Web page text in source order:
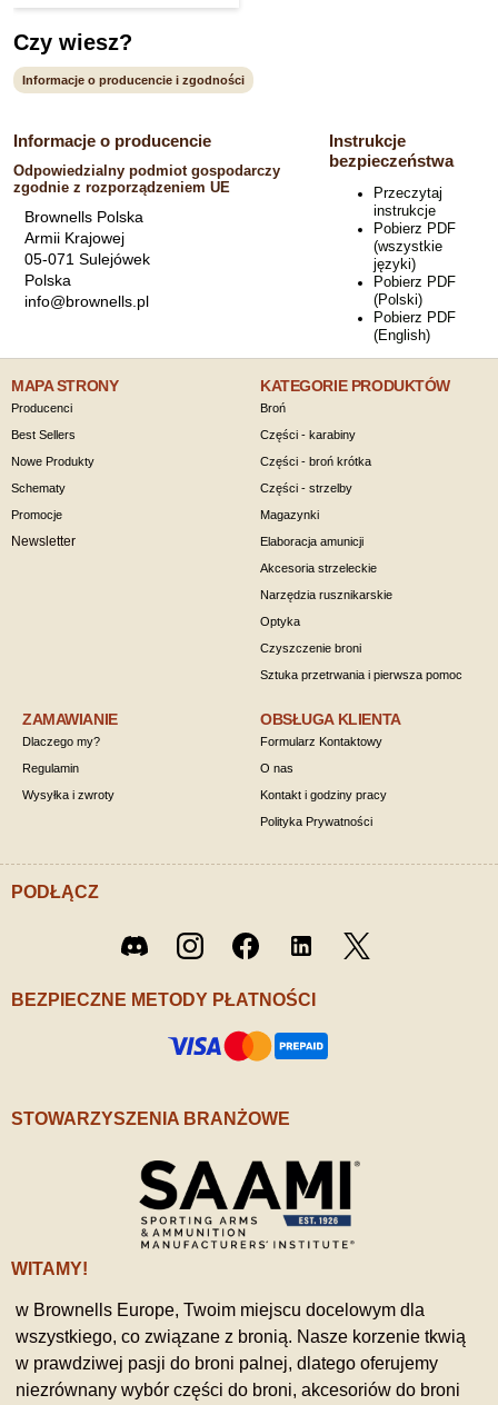
Czy wiesz?
Informacje o producencie i zgodności
Informacje o producencie
Odpowiedzialny podmiot gospodarczy
zgodnie z rozporządzeniem UE
Brownells Polska
Armii Krajowej
05-071 Sulejówek
Polska
info@brownells.pl
Instrukcje
bezpieczeństwa
Przeczytaj
instrukcje
Pobierz PDF
(wszystkie
języki)
Pobierz PDF
(Polski)
Pobierz PDF
(English)
MAPA STRONY
Producenci
Best Sellers
Nowe Produkty
Schematy
Promocje
Newsletter
KATEGORIE PRODUKTÓW
Broń
Części - karabiny
Części - broń krótka
Części - strzelby
Magazynki
Elaboracja amunicji
Akcesoria strzeleckie
Narzędzia rusznikarskie
Optyka
Czyszczenie broni
Sztuka przetrwania i pierwsza pomoc
ZAMAWIANIE
Dlaczego my?
Regulamin
Wysyłka i zwroty
OBSŁUGA KLIENTA
Formularz Kontaktowy
O nas
Kontakt i godziny pracy
Polityka Prywatności
PODŁĄCZ
Discord Instagram Facebook LinkedIn
BEZPIECZNE METODY PŁATNOŚCI
STOWARZYSZENIA BRANŻOWE
WITAMY!
w Brownells Europe, Twoim miejscu docelowym dla
wszystkiego, co związane z bronią. Nasze korzenie tkwią
w prawdziwej pasji do broni palnej, dlatego oferujemy
niezrównany wybór części do broni, akcesoriów do broni